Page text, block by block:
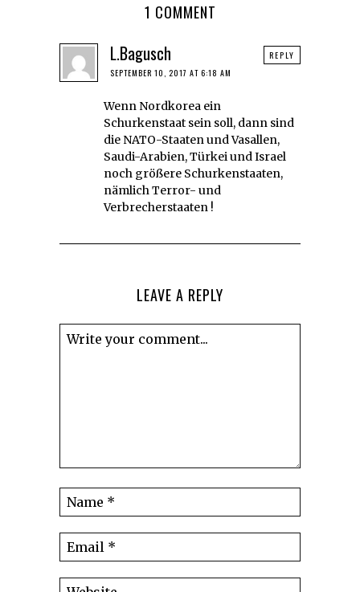
1 COMMENT
L.Bagusch
SEPTEMBER 10, 2017 AT 6:18 AM
Wenn Nordkorea ein
Schurkenstaat sein soll, dann sind
die NATO-Staaten und Vasallen,
Saudi-Arabien, Türkei und Israel
noch größere Schurkenstaaten,
nämlich Terror- und
Verbrecherstaaten !
REPLY
LEAVE A REPLY